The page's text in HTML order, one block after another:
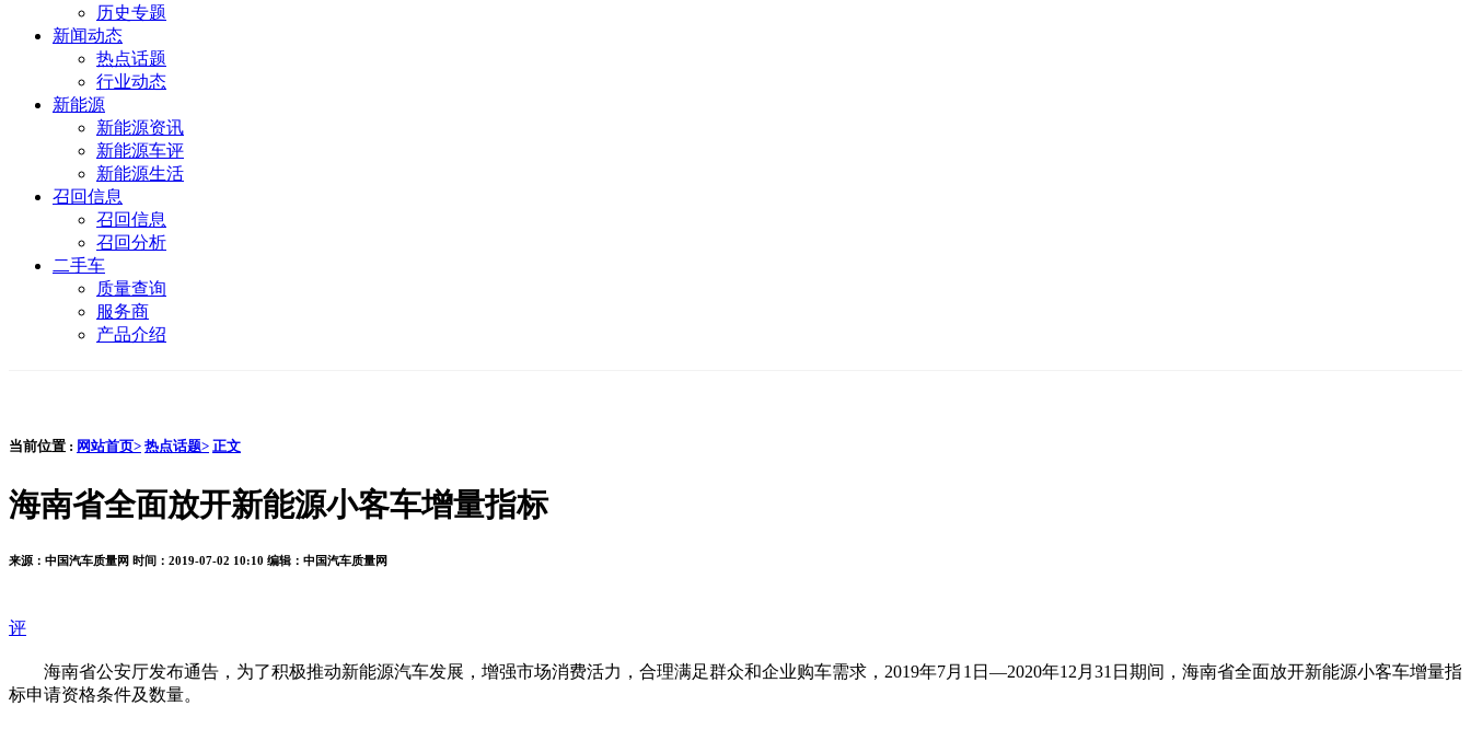
历史专题
新闻动态
热点话题
行业动态
新能源
新能源资讯
新能源车评
新能源生活
召回信息
召回信息
召回分析
二手车
质量查询
服务商
产品介绍
当前位置 : 网站首页> 热点话题> 正文
海南省全面放开新能源小客车增量指标
来源：中国汽车质量网 时间：2019-07-02 10:10 编辑：中国汽车质量网
评
海南省公安厅发布通告，为了积极推动新能源汽车发展，增强市场消费活力，合理满足群众和企业购车需求，2019年7月1日—2020年12月31日期间，海南省全面放开新能源小客车增量指
标申请资格条件及数量。